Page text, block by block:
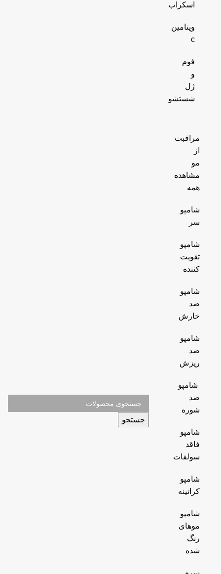
اسکراب
ویتامین
c
فوم
و
ژل
شستشو
مراقبت
از
مو
مشاهده
همه
شامپو
سر
شامپو
تقویت
کننده
شامپو
ضد
خارش
شامپو
ضد
ریزش
شامپو
ضد
شوره
شامپو
فاقد
سولفات
شامپو
کراتینه
شامپو
موهای
رنگ
شده
جستجو